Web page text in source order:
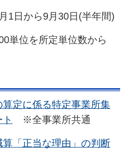
1日から9月30日(半年間)
単位を所定単位数から
定に係る特定事業所集
※全事業所共通
「正当な理由」の判断